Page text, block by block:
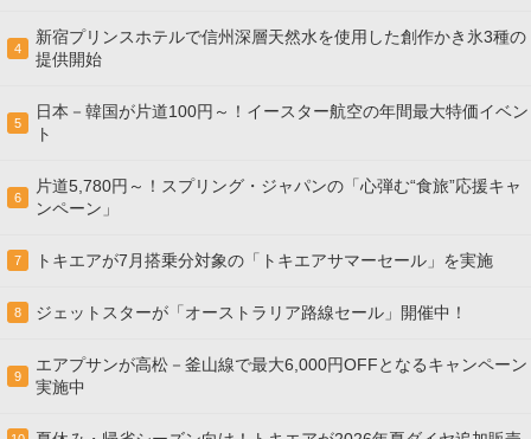
4
新宿プリンスホテルで信州深層天然水を使用した創作かき氷3種の
提供開始
5
日本－韓国が片道100円～！イースター航空の年間最大特価イベン
ト
6
片道5,780円～！スプリング・ジャパンの「心弾む“食旅”応援キャ
ンペーン」
7 トキエアが7月搭乗分対象の「トキエアサマーセール」を実施
8 ジェットスターが「オーストラリア路線セール」開催中！
9
エアプサンが高松－釜山線で最大6,000円OFFとなるキャンペーン
実施中